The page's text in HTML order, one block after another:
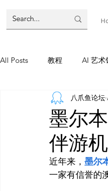
All Posts 教程 AI 艺术
AI 工具
灵感库 AI
墨尔
伴游
八爪鱼论坛
近年来， 墨尔
一家有信誉的